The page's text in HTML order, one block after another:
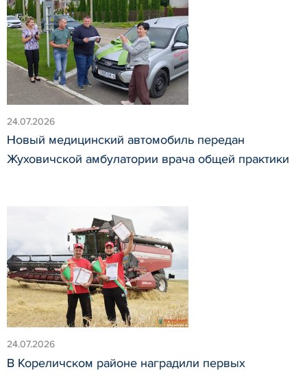
24.07.2026
Новый медицинский автомобиль передан
Жуховичской амбулатории врача общей практики
24.07.2026
В Кореличском районе наградили первых